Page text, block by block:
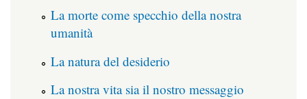
La morte come specchio della nostra
umanità
La natura del desiderio
La nostra vita sia il nostro messaggio